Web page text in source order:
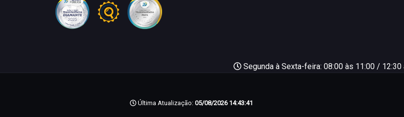
Segunda à Sexta-feira: 08:00 às 11:00 / 12:30
Última Atualização: 05/08/2026 14:43:41